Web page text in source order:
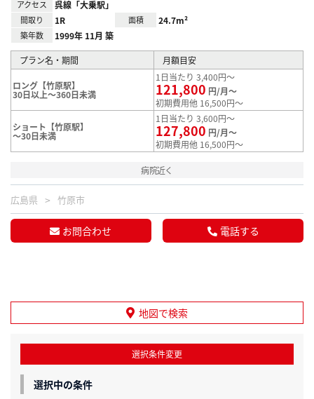
アクセス 呉線「大乗駅」
間取り 1R 面積 24.7m²
築年数 1999年 11月 築
プラン名・期間 月額目安
ロング【竹原駅】
30日以上～360日未満
1日当たり 3,400円～
121,800 円/月～
初期費用他 16,500円～
ショート【竹原駅】
～30日未満
1日当たり 3,600円～
127,800 円/月～
初期費用他 16,500円～
病院近く
広島県 竹原市
お問合わせ 電話する
地図で検索
選択条件変更
選択中の条件